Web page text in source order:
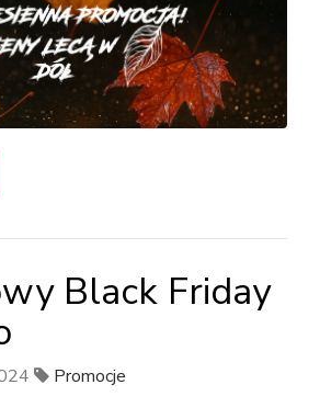
Black Friday
Promocje